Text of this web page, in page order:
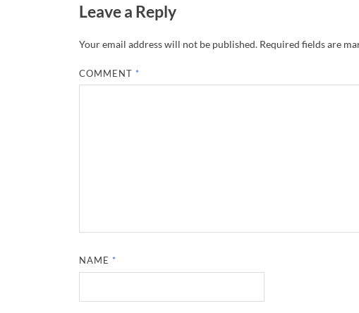
Leave a Reply
Your email address will not be published. Required fields are
COMMENT *
NAME *